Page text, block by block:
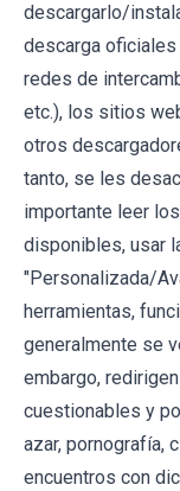
descargarlo/
descarga
redes de
etc.), los sitios
otros
tanto, se les
importante leer
disponibles, usar
"Personalizada/
herramientas,
generalmente se
embargo,
cuestionables y
azar, pornografía,
encuentros con